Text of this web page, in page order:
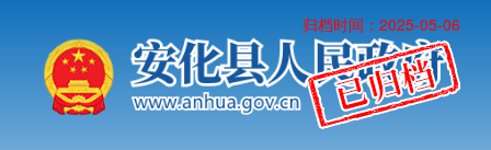
归档时间：2025-05-06